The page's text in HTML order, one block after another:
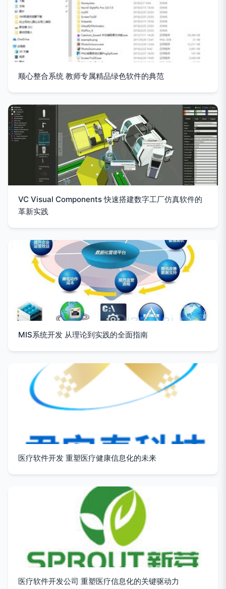
顺心整合系统 教师专属精品绿色软件的典范
VC Visual Components 快速搭建数字工厂仿真软件的
革新实践
MIS系统开发 从理论到实践的全面指南
医疗软件开发 重塑医疗健康信息化的未来
医疗软件开发公司 重塑医疗信息化的关键驱动力